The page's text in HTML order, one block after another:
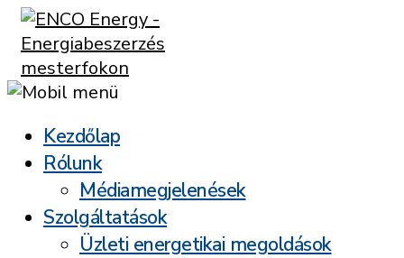
Kezdőlap
Rólunk
Médiamegjelenések
Szolgáltatások
Üzleti energetikai megoldások